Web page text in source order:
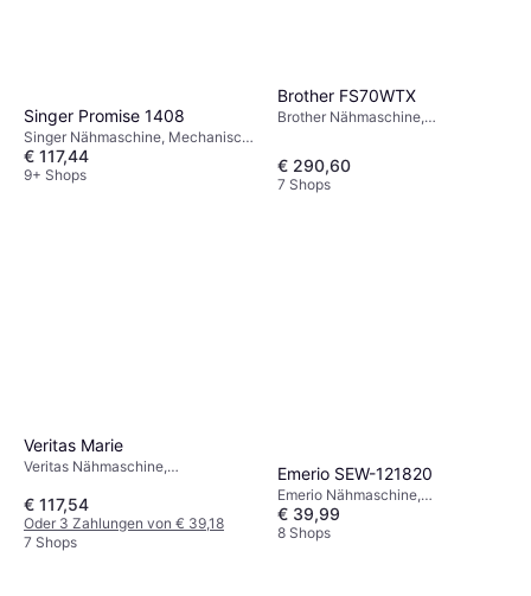
Singer Promise 1408
Singer Nähmaschine, Mechanisch,
63 Stiche: Nutznaht, Ziernaht
€ 117,44
9+ Shops
Brother FS70WTX
Brother Nähmaschine,
€ 290,60
7 Shops
Veritas Marie
Veritas Nähmaschine,
Ziernaht
€ 117,54
Oder 3 Zahlungen von € 39,18
7 Shops
Emerio SEW-121820
Emerio Nähmaschine,
Mechanisch, 12 Stiche: Ziernaht
€ 39,99
8 Shops